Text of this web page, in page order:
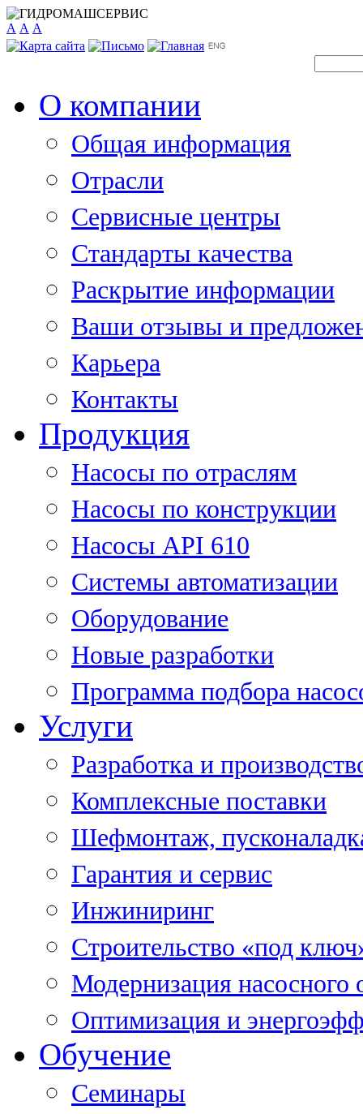
A A A
О компании
Общая информация
Отрасли
Сервисные центры
Стандарты качества
Раскрытие информации
Ваши отзывы и
Карьера
Контакты
Продукция
Насосы по отраслям
Насосы по конструкции
Насосы API 610
Системы автоматизации
Оборудование
Новые разработки
Программа подбора
Услуги
Разработка и
Комплексные поставки
Шефмонтаж,
Гарантия и сервис
Инжиниринг
Строительство «под
Модернизация насосного
Оптимизация и
Обучение
Семинары